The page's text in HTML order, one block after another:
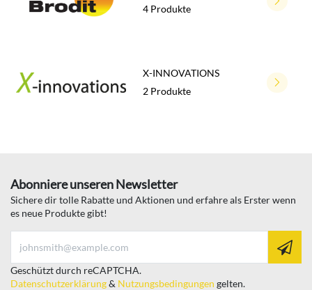
4 Produkte
X-INNOVATIONS
2 Produkte
Abonniere unseren Newsletter
Sichere dir tolle Rabatte und Aktionen und erfahre als Erster wenn
es neue Produkte gibt!
Geschützt durch reCAPTCHA.
Datenschutzerklärung& Nutzungsbedingungen gelten.